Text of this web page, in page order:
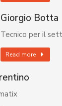
Giorgio Botta
Tecnico per il
Read more